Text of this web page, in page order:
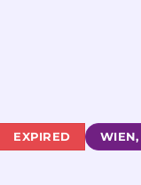
EXPIRED WIEN,